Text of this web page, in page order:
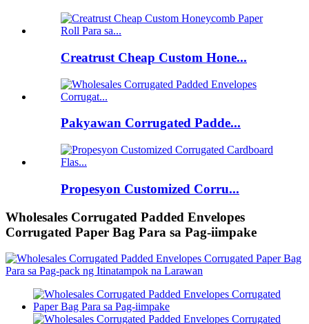
Creatrust Cheap Custom Hone...
Pakyawan Corrugated Padde...
Propesyon Customized Corru...
Wholesales Corrugated Padded Envelopes
Corrugated Paper Bag Para sa Pag-iimpake